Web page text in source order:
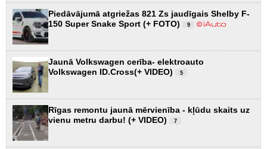
Piedāvājumā atgriežas 821 Zs jaudīgais Shelby F-
150 Super Snake Sport (+ FOTO)
9
Jaunā Volkswagen cerība- elektroauto
Volkswagen ID.Cross(+ VIDEO)
5
Rīgas remontu jaunā mērvienība - kļūdu skaits uz
vienu metru darbu! (+ VIDEO)
7